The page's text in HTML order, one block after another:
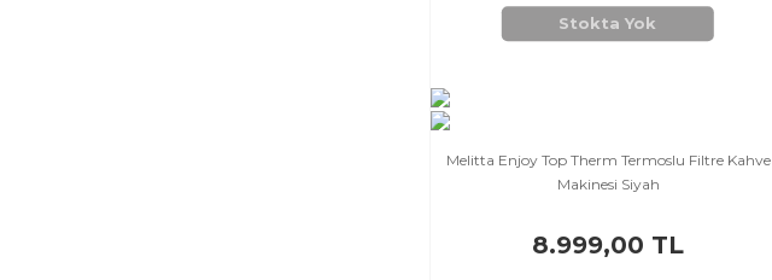
Stokta Yok
Melitta Enjoy Top Therm Termoslu Filtre Kahve
Makinesi Siyah
8.999,00 TL